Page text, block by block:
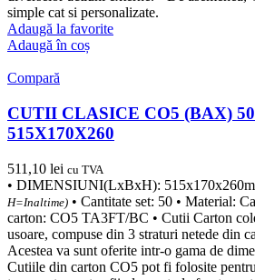
simple cat si personalizate.
Adaugă la favorite
Adaugă în coș
Compară
CUTII CLASICE CO5 (BAX)
515X170X260
511,10 lei cu TVA
• DIMENSIUNI(LxBxH):
H=Inaltime) • Cantitate set: 50 • Material:
carton: CO5 TA3FT/BC • Cutii Carton
usoare, compuse din 3 straturi netede din
Acestea va sunt oferite intr-o gama de
Cutiile din carton CO5 pot fi folosite